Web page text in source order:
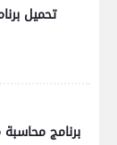
تحميل
برنامج